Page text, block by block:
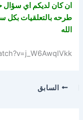
ان كان لديكم اي سؤال
طرحه بالتعلقيات بكل
الله
السابق